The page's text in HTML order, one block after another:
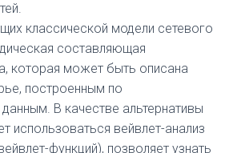
классической модели сетевого
составляющая
которая может быть описана
построенным по
В качестве альтернативы
использоваться вейвлет-анализ
функций), позволяет узнать